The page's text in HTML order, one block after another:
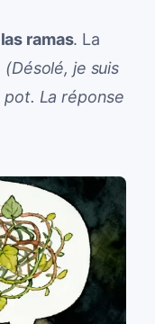
ramas. La
(Désolé, je suis
La réponse